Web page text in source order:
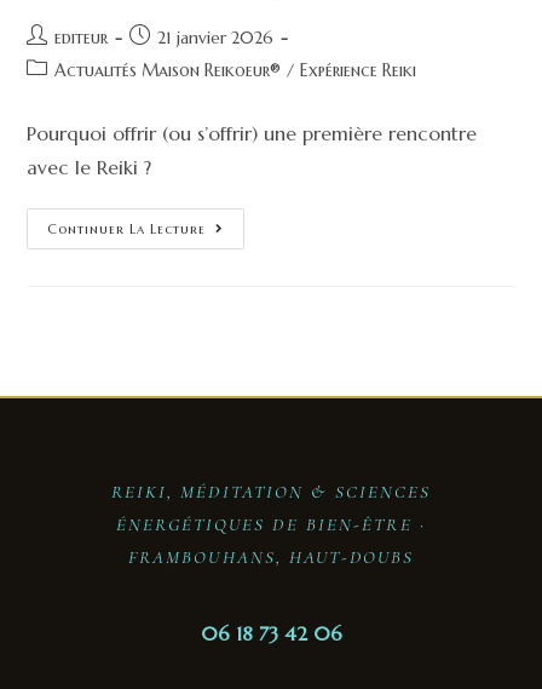
editeur
21 janvier 2026
Actualités Maison Reikoeur® / Expérience Reiki
Pourquoi offrir (ou s’offrir) une première rencontre
avec le Reiki ?
Continuer La Lecture
REIKI, MÉDITATION & SCIENCES
ÉNERGÉTIQUES DE BIEN-ÊTRE ·
FRAMBOUHANS, HAUT-DOUBS
06 18 73 42 06